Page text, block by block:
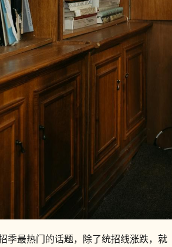
季最热门的话题，除了统招线涨跌，就